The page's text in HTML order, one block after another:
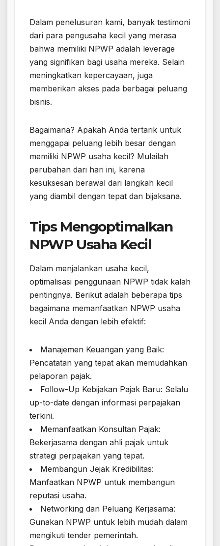
Dalam penelusuran kami, banyak testimoni
dari para pengusaha kecil yang merasa
bahwa memiliki NPWP adalah leverage
yang signifikan bagi usaha mereka. Selain
meningkatkan kepercayaan, juga
memberikan akses pada berbagai peluang
bisnis.
Bagaimana? Apakah Anda tertarik untuk
menggapai peluang lebih besar dengan
memiliki NPWP usaha kecil? Mulailah
perubahan dari hari ini, karena
kesuksesan berawal dari langkah kecil
yang diambil dengan tepat dan bijaksana.
Tips Mengoptimalkan
NPWP Usaha Kecil
Dalam menjalankan usaha kecil,
optimalisasi penggunaan NPWP tidak kalah
pentingnya. Berikut adalah beberapa tips
bagaimana memanfaatkan NPWP usaha
kecil Anda dengan lebih efektif:
Manajemen Keuangan yang Baik:
Pencatatan yang tepat akan memudahkan
pelaporan pajak.
Follow-Up Kebijakan Pajak Baru: Selalu
up-to-date dengan informasi perpajakan
terkini.
Memanfaatkan Konsultan Pajak:
Bekerjasama dengan ahli pajak untuk
strategi perpajakan yang tepat.
Membangun Jejak Kredibilitas:
Manfaatkan NPWP untuk membangun
reputasi usaha.
Networking dan Peluang Kerjasama:
Gunakan NPWP untuk lebih mudah dalam
mengikuti tender pemerintah.